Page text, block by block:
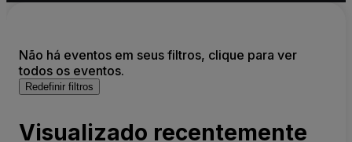
Não há eventos em seus filtros, clique para ver
todos os eventos.
Redefinir filtros
Visualizado recentemente